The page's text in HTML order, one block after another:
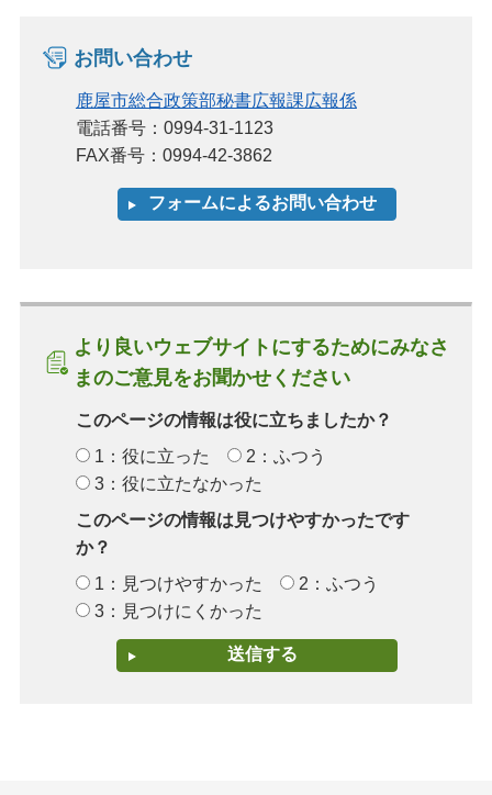
お問い合わせ
鹿屋市総合政策部秘書広報課広報係
電話番号：0994-31-1123
FAX番号：0994-42-3862
より良いウェブサイトにするためにみなさ
まのご意見をお聞かせください
このページの情報は役に立ちましたか？
1：役に立った
2：ふつう
3：役に立たなかった
このページの情報は見つけやすかったです
か？
1：見つけやすかった
2：ふつう
3：見つけにくかった